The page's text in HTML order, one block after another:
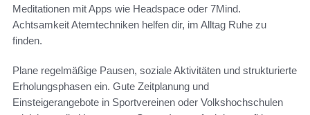
Meditationen mit Apps wie Headspace oder 7Mind.
Achtsamkeit Atemtechniken helfen dir, im Alltag Ruhe zu
finden.
Plane regelmäßige Pausen, soziale Aktivitäten und strukturierte
Erholungsphasen ein. Gute Zeitplanung und
Einsteigerangebote in Sportvereinen oder Volkshochschulen